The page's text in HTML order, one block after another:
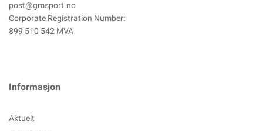
post@gmsport.no
Corporate Registration Number:
899 510 542 MVA
Informasjon
Aktuelt